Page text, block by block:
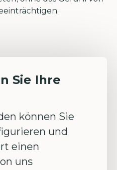
Sie Ihre
können Sie
und
einen
uns